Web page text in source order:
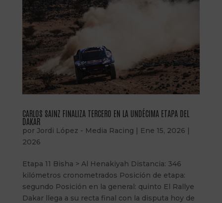
CARLOS SAINZ FINALIZA TERCERO EN LA UNDÉCIMA ETAPA DEL
DAKAR
por Jordi López - Media Racing | Ene 15, 2026 |
2026
Etapa 11 Bisha > Al Henakiyah Distancia: 346
kilómetros cronometrados Posición de etapa:
segundo Posición en la general: quinto El Rallye
Dakar llega a su recta final con la disputa hoy de